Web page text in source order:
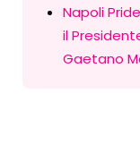
Napoli
il
Gaetano